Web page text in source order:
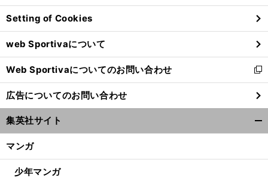
ン
ド
ウ
で
開
く
Setting of Cookies
web Sportivaについて
Web Sportivaについてのお問い合わせ
新
し
い
ウ
ィ
ン
ウ
広告についてのお問い合わせ
集英社サイト
マンガ
少年マンガ